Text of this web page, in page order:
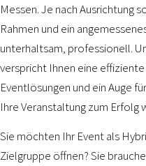
Messen. Je nach Ausrichtung
Rahmen und ein
unterhaltsam, professionell.
verspricht Ihnen eine
Eventlösungen und ein Auge
Ihre Veranstaltung zum Erfolg
Sie möchten Ihr Event als
Zielgruppe öffnen? Sie